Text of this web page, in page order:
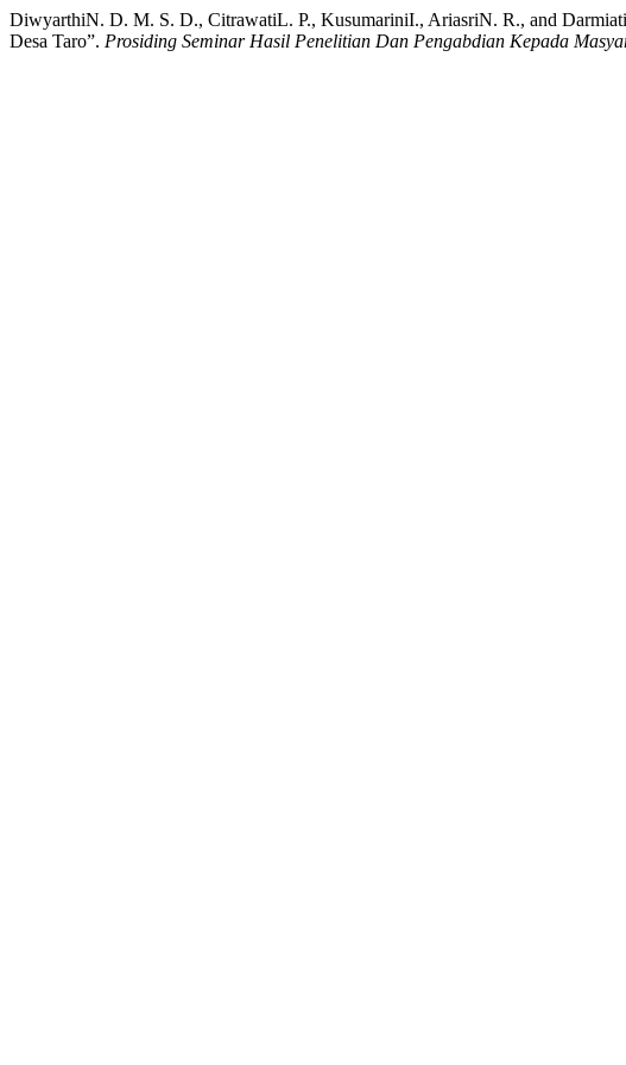
DiwyarthiN. D. M. S. D., CitrawatiL. P., KusumariniI., AriasriN. R., and
Desa Taro”. Prosiding Seminar Hasil Penelitian Dan Pengabdian Kepada